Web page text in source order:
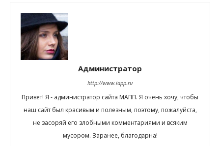
Администратор
http://www.iapp.ru
Привет! Я - администратор сайта МАПП. Я очень хочу, чтобы
наш сайт был красивым и полезным, поэтому, пожалуйста,
не засоряй его злобными комментариями и всяким
мусором. Заранее, благодарна!